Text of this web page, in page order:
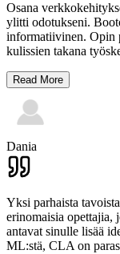
Osana
ylitti odotukseni.
informatiivinen. Opin
kulissien takana
Read More
Dania
Yksi parhaista
erinomaisia ​​opettajia,
antavat sinulle lisää
ML:stä, CLA on